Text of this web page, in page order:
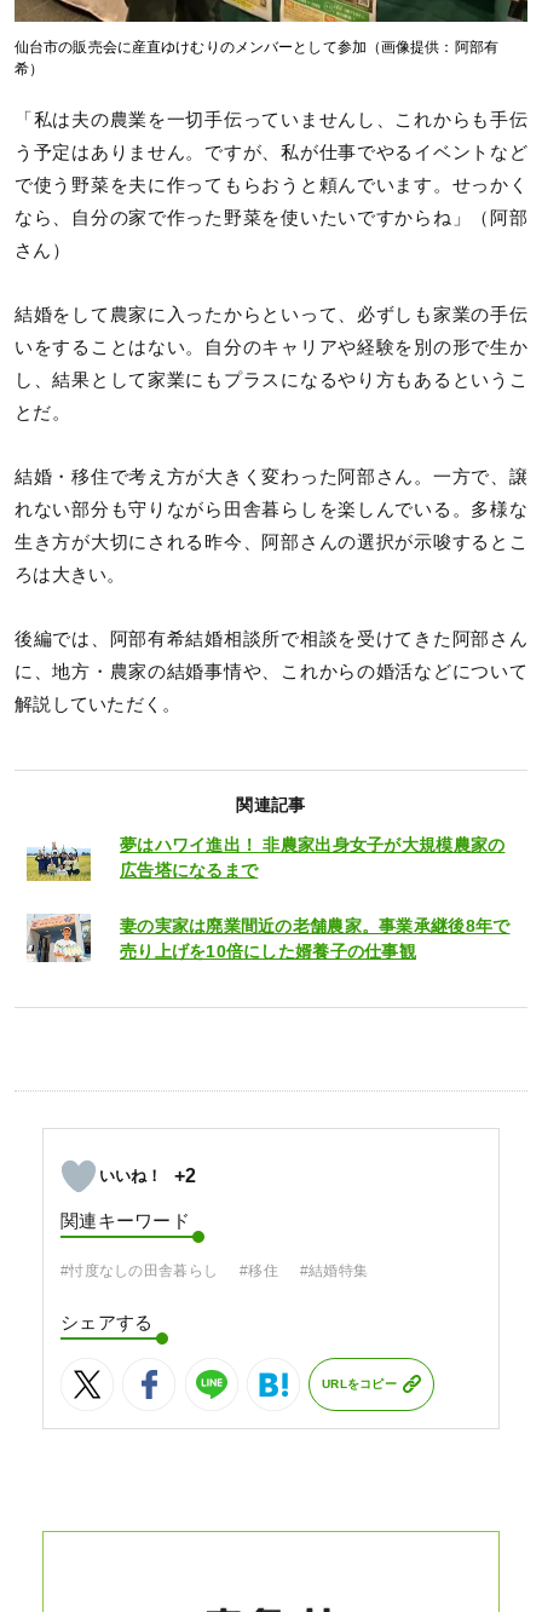
仙台市の販売会に産直ゆけむりのメンバーとして参加（画像提供：阿部有
希）
「私は夫の農業を一切手伝っていませんし、これからも手伝
う予定はありません。ですが、私が仕事でやるイベントなど
で使う野菜を夫に作ってもらおうと頼んでいます。せっかく
なら、自分の家で作った野菜を使いたいですからね」（阿部
さん）
結婚をして農家に入ったからといって、必ずしも家業の手伝
いをすることはない。自分のキャリアや経験を別の形で生か
し、結果として家業にもプラスになるやり方もあるというこ
とだ。
結婚・移住で考え方が大きく変わった阿部さん。一方で、譲
れない部分も守りながら田舎暮らしを楽しんでいる。多様な
生き方が大切にされる昨今、阿部さんの選択が示唆するとこ
ろは大きい。
後編では、阿部有希結婚相談所で相談を受けてきた阿部さん
に、地方・農家の結婚事情や、これからの婚活などについて
解説していただく。
関連記事
夢はハワイ進出！ 非農家出身女子が大規模農家の
広告塔になるまで
妻の実家は廃業間近の老舗農家。事業承継後8年で
売り上げを10倍にした婿養子の仕事観
+2
関連キーワード
#忖度なしの田舎暮らし #移住 #結婚特集
シェアする
URLをコピー